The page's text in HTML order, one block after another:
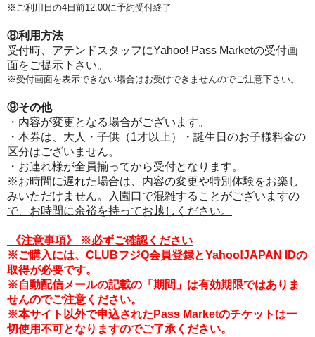
※ご利用日の4日前12:00に予約受付終了
⑧利用方法
受付時、アテンドスタッフにYahoo! Pass Marketの受付画
面をご提示下さい。
※受付画面を表示できない場合はお受けできませんのでご注意下さい。
⑨その他
・内容が変更となる場合がございます。
・本券は、大人・子供（1才以上）・誕生日のお子様料金の
区分はございません。
・お連れ様が全員揃ってから受付となります。
※お時間に遅れた場合は、内容の変更や特別体験をお楽し
みいただけません。入園口で混雑することがございますの
で、お時間に余裕を持ってお越しください。
《注意事項》
※必ずご確認ください
※ご購入には、CLUBフジQ会員登録とYahoo!JAPAN IDの
取得が必要です。
※自動配信メールの記載の「期間」は有効期限ではありま
せんのでご注意ください。
※本サイト以外で申込されたPass Marketのチケットは一
切使用不可となりますのでご了承ください。